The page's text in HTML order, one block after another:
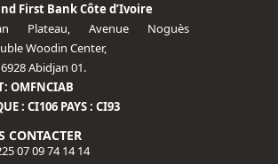
First Bank Côte d’Ivoire
Plateau, Avenue Noguès
Woodin Center,
Abidjan 01.
OMFNCIAB
: CI106 PAYS : CI93
CONTACTER
07 09 74 14 14